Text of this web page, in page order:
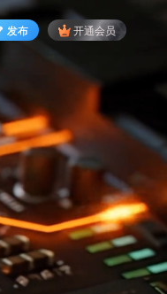
发布 开通会员